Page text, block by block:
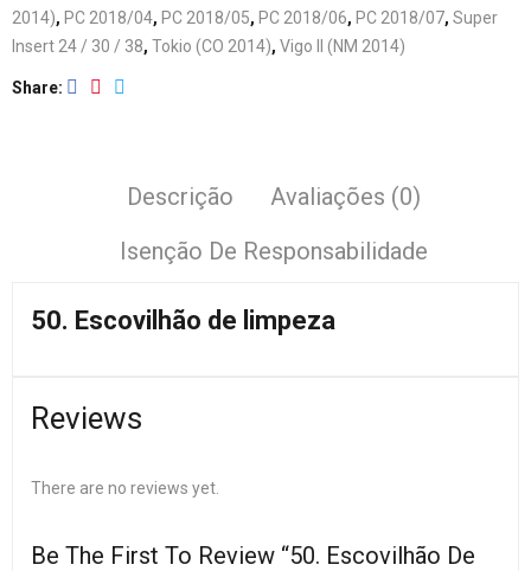
2014), PC 2018/04, PC 2018/05, PC 2018/06, PC 2018/07, Super
Insert 24 / 30 / 38, Tokio (CO 2014), Vigo II (NM 2014)
Share
Descrição
Avaliações (0)
Isenção De Responsabilidade
50. Escovilhão de limpeza
Reviews
There are no reviews yet.
Be The First To Review “50. Escovilhão De